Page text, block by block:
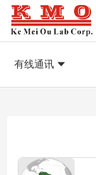
有线通讯